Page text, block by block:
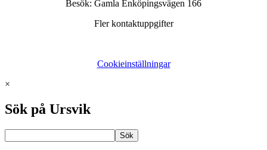
Besök: Gamla Enköpingsvägen 166
Fler kontaktuppgifter
Cookieinställningar
×
Sök på Ursvik